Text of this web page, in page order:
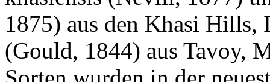
1875) aus den Khasi Hills,
(Gould, 1844) aus Tavoy,